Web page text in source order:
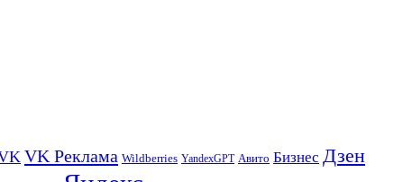
VK Реклама Wildberries YandexGPT Авито Бизнес Дзен